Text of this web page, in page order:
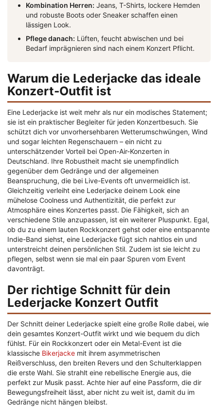
Kombination Herren: Jeans, T-Shirts, lockere Hemden
und robuste Boots oder Sneaker schaffen einen
lässigen Look.
Pflege danach: Lüften, feucht abwischen und bei
Bedarf imprägnieren sind nach einem Konzert Pflicht.
Warum die Lederjacke das ideale
Konzert-Outfit ist
Eine Lederjacke ist weit mehr als nur ein modisches Statement;
sie ist ein praktischer Begleiter für jeden Konzertbesuch. Sie
schützt dich vor unvorhersehbaren Wetterumschwüngen, Wind
und sogar leichten Regenschauern – ein nicht zu
unterschätzender Vorteil bei Open-Air-Konzerten in
Deutschland. Ihre Robustheit macht sie unempfindlich
gegenüber dem Gedränge und der allgemeinen
Beanspruchung, die bei Live-Events oft unvermeidlich ist.
Gleichzeitig verleiht eine Lederjacke deinem Look eine
mühelose Coolness und Authentizität, die perfekt zur
Atmosphäre eines Konzertes passt. Die Fähigkeit, sich an
verschiedene Stile anzupassen, ist ein weiterer Pluspunkt. Egal,
ob du zu einem lauten Rockkonzert gehst oder eine entspannte
Indie-Band siehst, eine Lederjacke fügt sich nahtlos ein und
unterstreicht deinen persönlichen Stil. Zudem ist sie leicht zu
pflegen, selbst wenn sie mal ein paar Spuren vom Event
davonträgt.
Der richtige Schnitt für dein
Lederjacke Konzert Outfit
Der Schnitt deiner Lederjacke spielt eine große Rolle dabei, wie
dein gesamtes Konzert-Outfit wirkt und wie bequem du dich
fühlst. Für ein Rockkonzert oder ein Metal-Event ist die
klassische Bikerjacke mit ihrem asymmetrischen
Reißverschluss, den breiten Revers und den Schulterklappen
die erste Wahl. Sie strahlt eine rebellische Energie aus, die
perfekt zur Musik passt. Achte hier auf eine Passform, die dir
Bewegungsfreiheit lässt, aber nicht zu weit ist, damit du im
Gedränge nicht hängen bleibst.